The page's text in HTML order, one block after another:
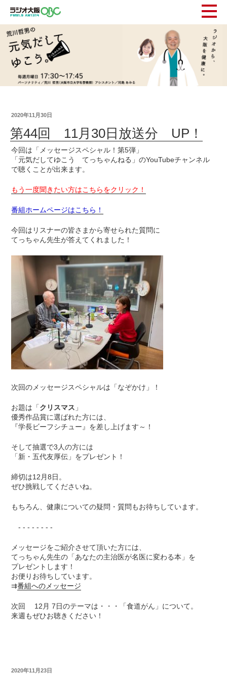
2020年11月30日
第44回 11月30日放送分 UP！
今回は「メッセージスペシャル！第5弾」
「元気だしてゆこう てっちゃんねる」のYouTubeチャンネル
で聴くことが出来ます。
もう一度聞きたい方はこちらをクリック！
番組ホームページはこちら！
今回はリスナーの皆さまから寄せられた質問に
てっちゃん先生が答えてくれました！
次回のメッセージスペシャルは「なぞかけ」！
お題は「クリスマス 」
優秀作品賞に選ばれた方には、
『学長ビーフシチュー』を差し上げます～！
そして抽選で3人の方には
「新・五代友厚伝」をプレゼント！
締切は12月8日。
ぜひ挑戦してくださいね。
もちろん、健康についての疑問・質問もお待ちしています。
- - - - - - - -
メッセージをご紹介させて頂いた方には、
てっちゃん先生の「あなたの主治医が名医に変わる本」を
プレゼントします！
お便りお待ちしています。
⇉番組へのメッセージ
次回 12月 7日のテーマは・・・「食道がん」について。
来週もぜひお聴きください！
2020年11月23日